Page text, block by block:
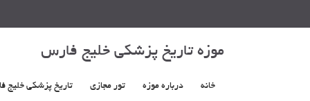
موزه تاریخ پزشکی خلیج فارس
خانه درباره موزه تور مجازی تاریخ پزشکی خلیج